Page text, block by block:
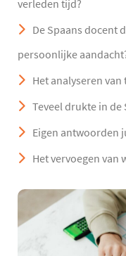
verleden tijd?
De Spaans docent
persoonlijke
Het analyseren
Teveel drukte in de
Eigen antwoorden
Het vervoegen van